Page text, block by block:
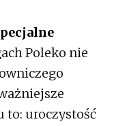
Poleko nie
to: uroczystość